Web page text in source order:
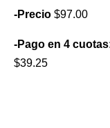
-Precio $97.00
-Pago en 4
$39.25